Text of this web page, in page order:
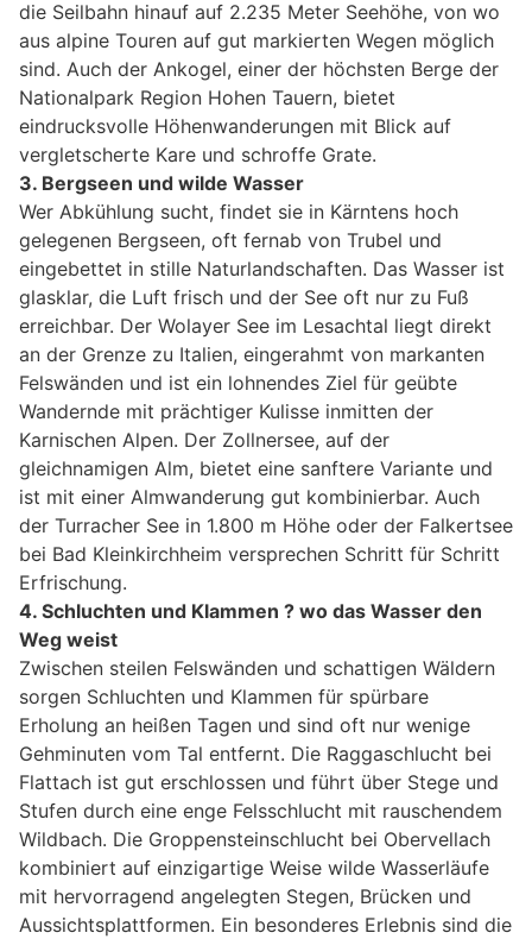
die Seilbahn hinauf auf 2.235 Meter Seehöhe, von wo
aus alpine Touren auf gut markierten Wegen möglich
sind. Auch der Ankogel, einer der höchsten Berge der
Nationalpark Region Hohen Tauern, bietet
eindrucksvolle Höhenwanderungen mit Blick auf
vergletscherte Kare und schroffe Grate.
3. Bergseen und wilde Wasser
Wer Abkühlung sucht, findet sie in Kärntens hoch
gelegenen Bergseen, oft fernab von Trubel und
eingebettet in stille Naturlandschaften. Das Wasser ist
glasklar, die Luft frisch und der See oft nur zu Fuß
erreichbar. Der Wolayer See im Lesachtal liegt direkt
an der Grenze zu Italien, eingerahmt von markanten
Felswänden und ist ein lohnendes Ziel für geübte
Wandernde mit prächtiger Kulisse inmitten der
Karnischen Alpen. Der Zollnersee, auf der
gleichnamigen Alm, bietet eine sanftere Variante und
ist mit einer Almwanderung gut kombinierbar. Auch
der Turracher See in 1.800 m Höhe oder der Falkertsee
bei Bad Kleinkirchheim versprechen Schritt für Schritt
Erfrischung.
4. Schluchten und Klammen ? wo das Wasser den
Weg weist
Zwischen steilen Felswänden und schattigen Wäldern
sorgen Schluchten und Klammen für spürbare
Erholung an heißen Tagen und sind oft nur wenige
Gehminuten vom Tal entfernt. Die Raggaschlucht bei
Flattach ist gut erschlossen und führt über Stege und
Stufen durch eine enge Felsschlucht mit rauschendem
Wildbach. Die Groppensteinschlucht bei Obervellach
kombiniert auf einzigartige Weise wilde Wasserläufe
mit hervorragend angelegten Stegen, Brücken und
Aussichtsplattformen. Ein besonderes Erlebnis sind die